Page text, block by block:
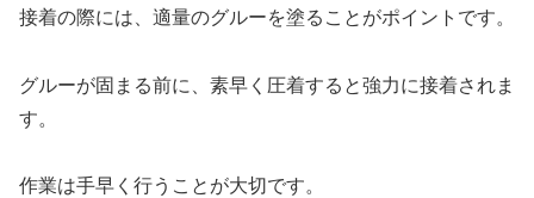
接着の際には、適量のグルーを塗ることがポイントです。
グルーが固まる前に、素早く圧着すると強力に接着されま
す。
作業は手早く行うことが大切です。